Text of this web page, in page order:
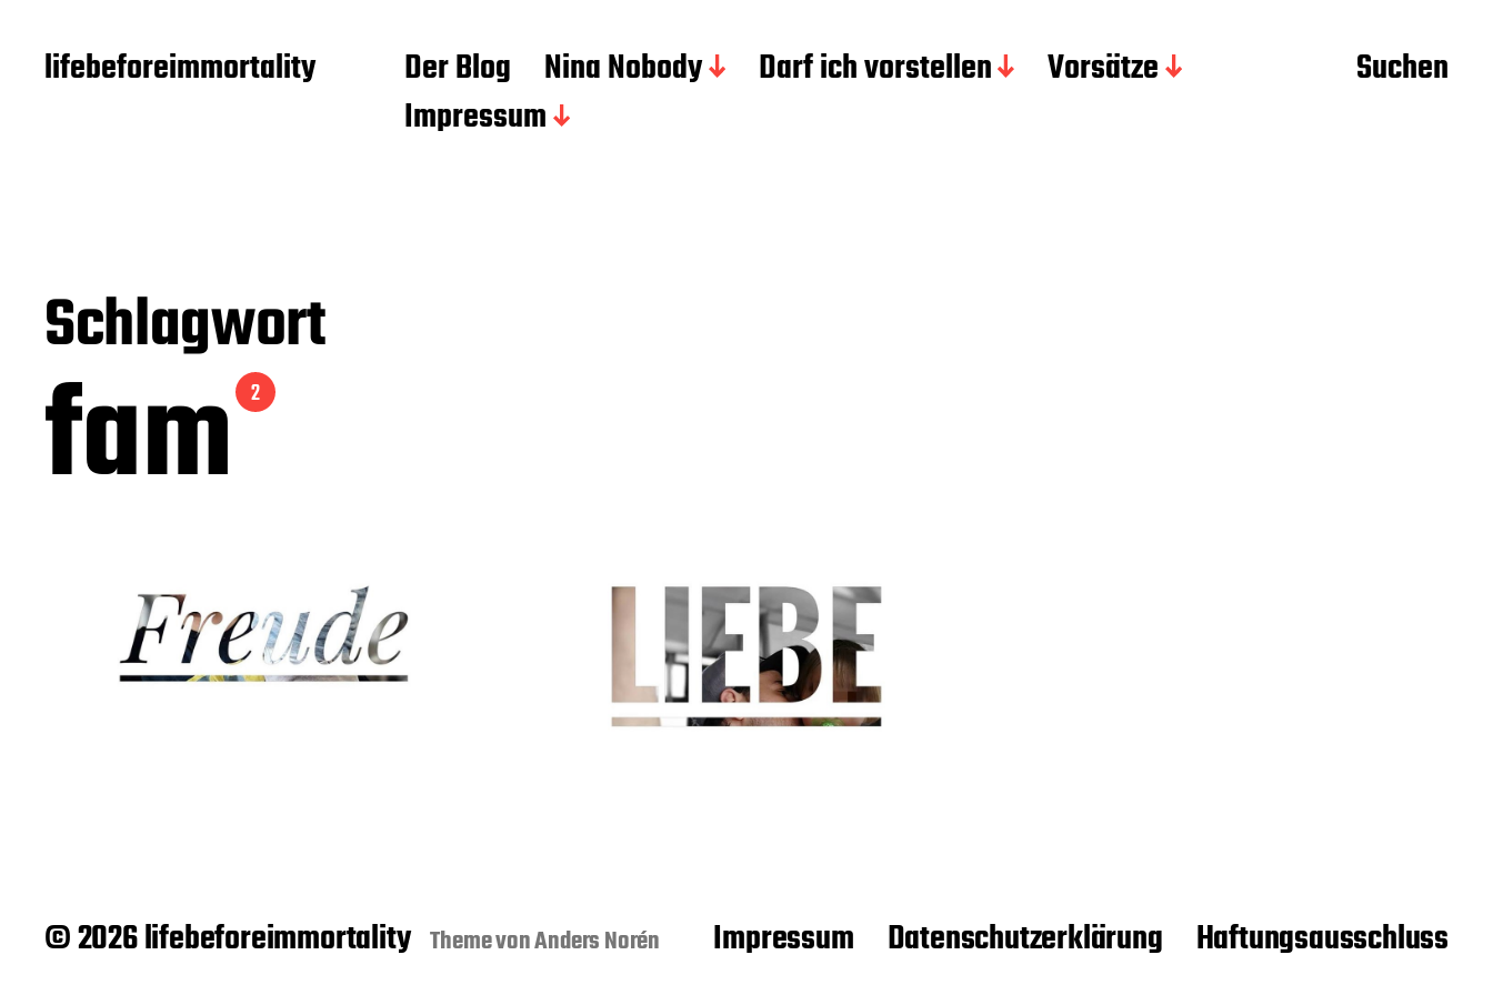
lifebeforeimmortality Der Blog Nina Nobody Darf ich vorstellen
Vorsätze
Impressum
Suchen
Schlagwort
fam2
© 2026 lifebeforeimmortality Theme vonAnders Norén Impressum Datenschutzerklärung Haftungsausschluss